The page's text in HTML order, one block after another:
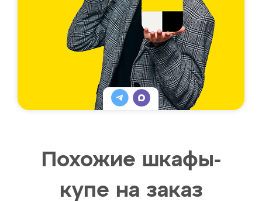
Похожие шкафы-
купе на заказ